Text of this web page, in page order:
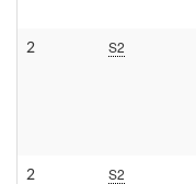
2 S2
2 S2